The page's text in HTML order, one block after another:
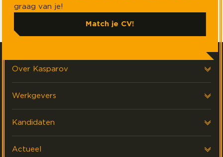
graag van je!
Match je CV!
Over Kasparov
Over ons
FAQ & Contact
Werkgevers
Voor werkgevers
Kandidaten
Voor kandidaten
Actueel